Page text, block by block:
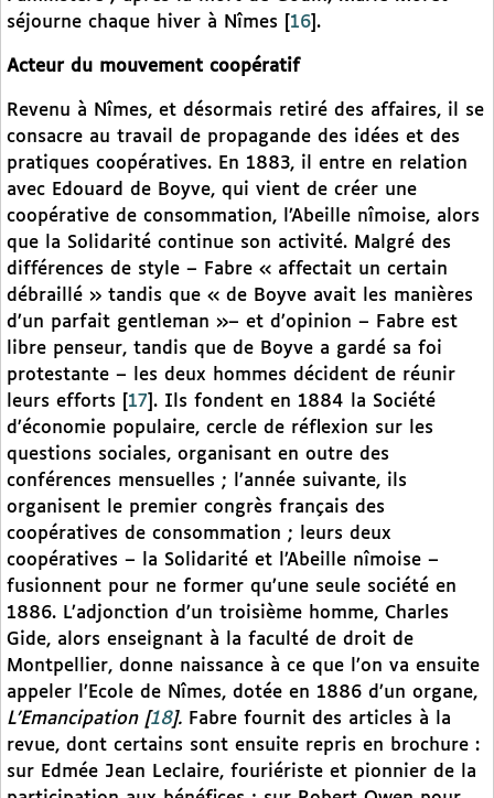
séjourne chaque hiver à Nîmes
16 .
Acteur du mouvement coopératif
Revenu à Nîmes, et désormais retiré des affaires, il se
consacre au travail de propagande des idées et des
pratiques coopératives. En 1883, il entre en relation
avec Edouard de Boyve, qui vient de créer une
coopérative de consommation, l’Abeille nîmoise, alors
que la Solidarité continue son activité. Malgré des
différences de style – Fabre « affectait un certain
débraillé » tandis que « de Boyve avait les manières
d’un parfait gentleman »– et d’opinion – Fabre est
libre penseur, tandis que de Boyve a gardé sa foi
protestante – les deux hommes décident de réunir
leurs efforts
17 . Ils fondent en 1884 la Société
d’économie populaire, cercle de réflexion sur les
questions sociales, organisant en outre des
conférences mensuelles ; l’année suivante, ils
organisent le premier congrès français des
coopératives de consommation ; leurs deux
coopératives – la Solidarité et l’Abeille nîmoise –
fusionnent pour ne former qu’une seule société en
1886. L’adjonction d’un troisième homme, Charles
Gide, alors enseignant à la faculté de droit de
Montpellier, donne naissance à ce que l’on va ensuite
appeler l’Ecole de Nîmes, dotée en 1886 d’un organe,
L’Emancipation[18]. Fabre fournit des articles à la
revue, dont certains sont ensuite repris en brochure :
sur Edmée Jean Leclaire, fouriériste et pionnier de la